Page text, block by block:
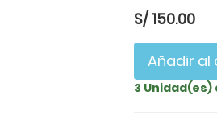
S/ 150.00
Añadir al
3